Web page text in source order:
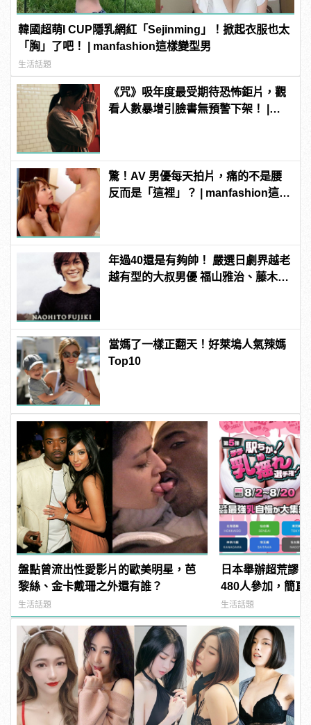
韓國超萌I CUP隱乳網紅「Sejinming」！掀起衣服也太
「胸」了吧！ | manfashion這樣變型男
生活話題
《咒》吸年度最受期待恐怖鉅片，觀
看人數暴增引臉書無預警下架！ |
驚！AV 男優每天拍片，痛的不是腰
反而是「這裡」？ | manfashion這樣
年過40還是有夠帥！ 嚴選日劇界越老
越有型的大叔男優 福山雅治、藤木直
當媽了一樣正翻天！好萊塢人氣辣媽
Top10
盤點曾流出性愛影片的歐美明星，芭
黎絲、金卡戴珊之外還有誰？
生活話題
日本舉辦超荒謬
480人參加，簡直
manfashion這樣
生活話題